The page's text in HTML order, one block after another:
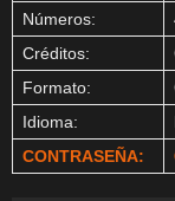
Números:
Créditos:
Formato:
Idioma:
CONTRASEÑA: